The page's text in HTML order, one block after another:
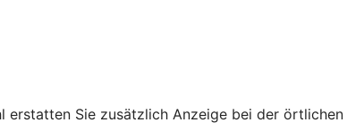
erstatten Sie zusätzlich Anzeige bei der örtlichen